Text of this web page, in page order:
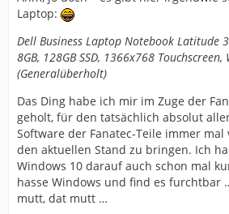
GF Now läuft aber auf wirklich fast
Gibts GAR nichts in deinem Haushalt
Gut Ich sag jetzt mal sehr frech,
Wer ein Fanatec Lenkrad hat, kann
Gaming PC leisten.
Laptop:
Dell Business Laptop Notebook Latitude
8GB, 128GB SSD, 1366x768
(Generalüberholt)
Das Ding habe ich mir im Zuge der
geholt, für den tatsächlich absolut
Software der Fanatec-Teile immer mal
den aktuellen Stand zu bringen. Ich
Windows 10 darauf auch schon mal
hasse Windows und find es furchtbar
mutt, dat mutt …